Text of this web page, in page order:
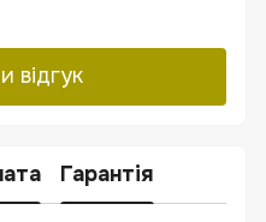
відгук
Гарантія